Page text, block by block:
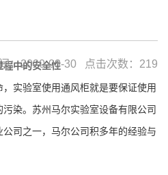
程中的安全性
实验室使用通风柜就是要保证使用
染。苏州马尔实验室设备有限公司
司之一，马尔公司积多年的经验与
：2020-03-30 点击次数：219